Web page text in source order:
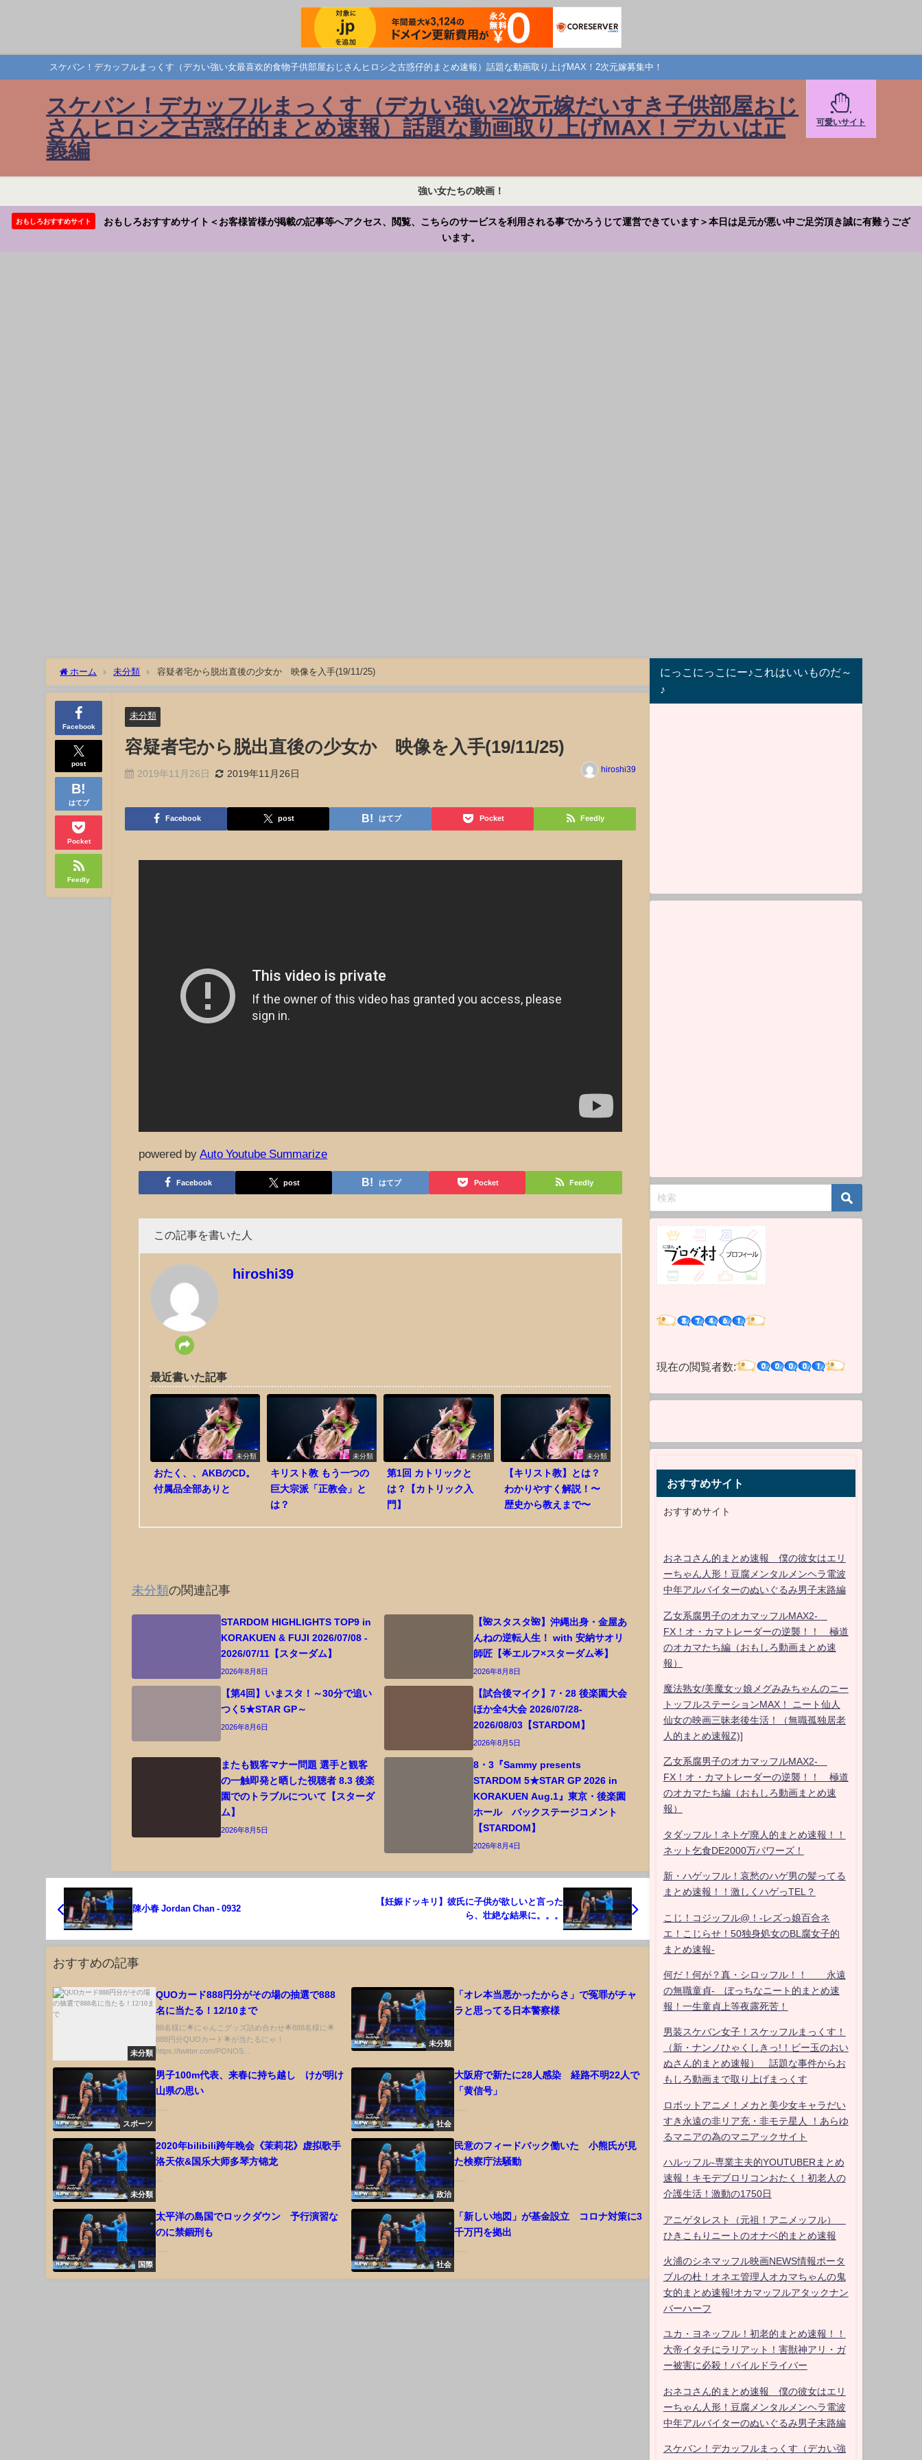
スケバン！デカッフルまっくす（デカい強い女最喜欢的食物子供部屋おじさんヒロシ之古惑仔的まとめ速報）話題な動画取り上げMAX！2次元嫁募集中！
スケバン！デカッフルまっくす（デカい強い2次元嫁だいすき子供部屋おじ
さんヒロシ之古惑仔的まとめ速報）話題な動画取り上げMAX！デカいは正
義編
可愛いサイト
強い女たちの映画！
おもしろおすすめサイト
おもしろおすすめサイト＜お客様皆様が掲載の記事等へアクセス、閲覧、こちらのサービスを利用される事でかろうじて運営できています＞本日は足元が悪い中ご足労頂き誠に有難うござ
います。
ホーム 未分類 容疑者宅から脱出直後の少女か 映像を入手(19/11/25)
Facebook
post
はてブ
Pocket
Feedly
未分類
容疑者宅から脱出直後の少女か 映像を入手(19/11/25)
2019年11月26日 2019年11月26日 hiroshi39
Facebook post はてブ Pocket Feedly
powered by Auto Youtube Summarize
Facebook post はてブ Pocket Feedly
この記事を書いた人
hiroshi39
最近書いた記事
未分類
おたく、、AKBのCD。
付属品全部ありと
未分類
キリスト教 もう一つの
巨大宗派「正教会」と
は？
未分類
第1回 カトリックと
は？【カトリック入
門】
未分類
【キリスト教】とは？
わかりやすく解説！〜
歴史から教えまで〜
未分類の関連記事
STARDOM HIGHLIGHTS TOP9 in
KORAKUEN & FUJI 2026/07/08 -
2026/07/11【スターダム】
2026年8月8日
【🌺スタスタ🌺】沖縄出身・金屋あ
んねの逆転人生！ with 安納サオリ
師匠【🌟エルフ×スターダム🌟】
2026年8月8日
【第4回】いまスタ！～30分で追い
つく5★STAR GP～
2026年8月6日
【試合後マイク】7・28 後楽園大会
ほか全4大会 2026/07/28-
2026/08/03【STARDOM】
2026年8月5日
またも観客マナー問題 選手と観客
の一触即発と晒した視聴者 8.3 後楽
園でのトラブルについて【スターダ
ム】
2026年8月5日
8・3『Sammy presents
STARDOM 5★STAR GP 2026 in
KORAKUEN Aug.1』東京・後楽園
ホール バックステージコメント
【STARDOM】
2026年8月4日
陳小春 Jordan Chan - 0932
【妊娠ドッキリ】彼氏に子供が欲しいと言った
ら、壮絶な結果に。。。
おすすめの記事
未分類
QUOカード888円分がその場の抽選で888
名に当たる！12/10まで
88名様に🌟にゃんこグッズ詰め合わせ🌟888名様に🌟
888円分QUOカード🌟が当たるにゃ！
https://twitter.com/PONOS...
未分類
「オレ本当悪かったからさ」で冤罪がチャ
ラと思ってる日本警察様
スポーツ
男子100m代表、来春に持ち越し けが明け
山県の思い
社会
大阪府で新たに28人感染 経路不明22人で
「黄信号」
未分類
2020年bilibili跨年晚会《茉莉花》虚拟歌手
洛天依&国乐大师多琴方锦龙
政治
民意のフィードバック働いた 小熊氏が見
た検察庁法騒動
国際
太平洋の島国でロックダウン 予行演習な
のに禁錮刑も
社会
「新しい地図」が基金設立 コロナ対策に3
千万円を拠出
にっこにっこにー♪これはいいものだ～
♪
現在の閲覧者数:
おすすめサイト
おすすめサイト
おネコさん的まとめ速報 僕の彼女はエリ
ーちゃん人形！豆腐メンタルメンヘラ電波
中年アルバイターのぬいぐるみ男子末路編
乙女系腐男子のオカマッフルMAX2-
FX！オ・カマトレーダーの逆襲！！ 極道
のオカマたち編（おもしろ動画まとめ速
報）
魔法熟女/美魔女ッ娘メグみみちゃんのニー
トッフルステーションMAX！ ニート仙人
仙女の映画三昧老後生活！（無職孤独居老
人的まとめ速報Z)]
乙女系腐男子のオカマッフルMAX2-
FX！オ・カマトレーダーの逆襲！！ 極道
のオカマたち編（おもしろ動画まとめ速
報）
タダッフル！ネトゲ廃人的まとめ速報！！
ネット乞食DE2000万パワーズ！
新・ハゲッフル！哀愁のハゲ男の髪ってる
まとめ速報！！激しくハゲっTEL？
こじ！コジッフル@！-レズっ娘百合ネ
エ！こじらせ！50独身処女のBL腐女子的
まとめ速報-
何だ！何が？真・シロッフル！！ 永遠
の無職童貞- ぼっちなニート的まとめ速
報！一生童貞上等夜露死苦！
男装スケバン女子！スケッフルまっくす！
（新・ナンノひゃくしきっ!！ビー玉のおい
ぬさん的まとめ速報） 話題な事件からお
もしろ動画まで取り上げまっくす
ロボットアニメ！メカと美少女キャラだい
すき永遠の非リア充・非モテ星人 ！あらゆ
るマニアの為のマニアックサイト
ハルッフル-専業主夫的YOUTUBERまとめ
速報！キモデブロリコンおたく！初老人の
介護生活！激動の1750日
アニゲタレスト（元祖！アニメッフル）
ひきこもりニートのオナベ的まとめ速報
火浦のシネマッフル映画NEWS情報ポータ
ブルの杜！オネエ管理人オカマちゃんの鬼
女的まとめ速報!オカマッフルアタックナン
バーハーフ
ユカ・ヨネッフル！初老的まとめ速報！！
大帝イタチにラリアット！害獣神アリ・ガ
ー被害に必殺！パイルドライバー
おネコさん的まとめ速報 僕の彼女はエリ
ーちゃん人形！豆腐メンタルメンヘラ電波
中年アルバイターのぬいぐるみ男子末路編
スケバン！デカッフルまっくす（デカい強